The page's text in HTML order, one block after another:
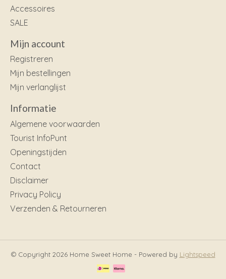
Accessoires
SALE
Mijn account
Registreren
Mijn bestellingen
Mijn verlanglijst
Informatie
Algemene voorwaarden
Tourist InfoPunt
Openingstijden
Contact
Disclaimer
Privacy Policy
Verzenden & Retourneren
© Copyright 2026 Home Sweet Home - Powered by Lightspeed